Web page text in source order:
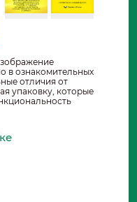
в ознакомительных
отличия от
упаковку, которые